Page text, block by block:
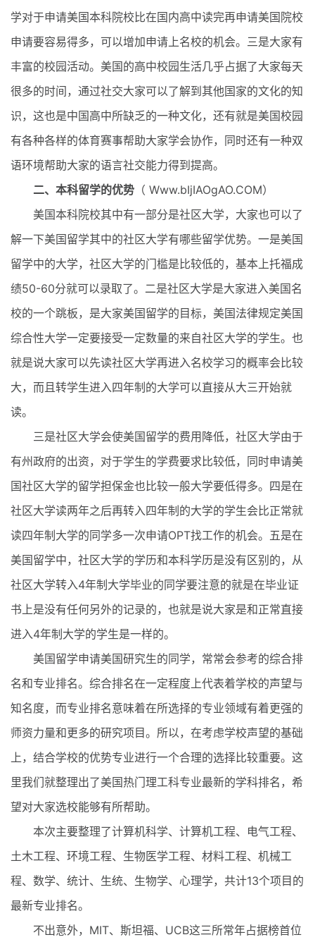
学对于申请美国本科院校比在国内高中读完再申请美国院校
申请要容易得多，可以增加申请上名校的机会。三是大家有
丰富的校园活动。美国的高中校园生活几乎占据了大家每天
很多的时间，通过社交大家可以了解到其他国家的文化的知
识，这也是中国高中所缺乏的一种文化，还有就是美国校园
有各种各样的体育赛事帮助大家学会协作，同时还有一种双
语环境帮助大家的语言社交能力得到提高。
二、本科留学的优势 （ Www.bIjIAOgAO.COM）
美国本科院校其中有一部分是社区大学，大家也可以了
解一下美国留学其中的社区大学有哪些留学优势。一是美国
留学中的大学，社区大学的门槛是比较低的，基本上托福成
绩50-60分就可以录取了。二是社区大学是大家进入美国名
校的一个跳板，是大家美国留学的目标，美国法律规定美国
综合性大学一定要接受一定数量的来自社区大学的学生。也
就是说大家可以先读社区大学再进入名校学习的概率会比较
大，而且转学生进入四年制的大学可以直接从大三开始就
读。
三是社区大学会使美国留学的费用降低，社区大学由于
有州政府的出资，对于学生的学费要求比较低，同时申请美
国社区大学的留学担保金也比较一般大学要低得多。四是在
社区大学读两年之后再转入四年制的大学的学生会比正常就
读四年制大学的同学多一次申请OPT找工作的机会。五是在
美国留学中，社区大学的学历和本科学历是没有区别的，从
社区大学转入4年制大学毕业的同学要注意的就是在毕业证
书上是没有任何另外的记录的，也就是说大家是和正常直接
进入4年制大学的学生是一样的。
美国留学申请美国研究生的同学，常常会参考的综合排
名和专业排名。综合排名在一定程度上代表着学校的声望与
知名度，而专业排名意味着在所选择的专业领域有着更强的
师资力量和更多的研究项目。所以，在考虑学校声望的基础
上，结合学校的优势专业进行一个合理的选择比较重要。这
里我们就整理出了美国热门理工科专业最新的学科排名，希
望对大家选校能够有所帮助。
本次主要整理了计算机科学、计算机工程、电气工程、
土木工程、环境工程、生物医学工程、材料工程、机械工
程、数学、统计、生统、生物学、心理学，共计13个项目的
最新专业排名。
不出意外，MIT、斯坦福、UCB这三所常年占据榜首位